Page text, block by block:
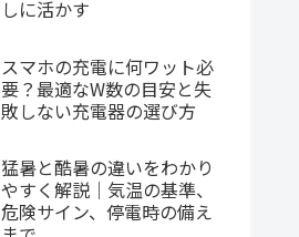
しに活かす
スマホの充電に何ワット必
要？最適なW数の目安と失
敗しない充電器の選び方
猛暑と酷暑の違いをわかり
やすく解説｜気温の基準、
危険サイン、停電時の備え